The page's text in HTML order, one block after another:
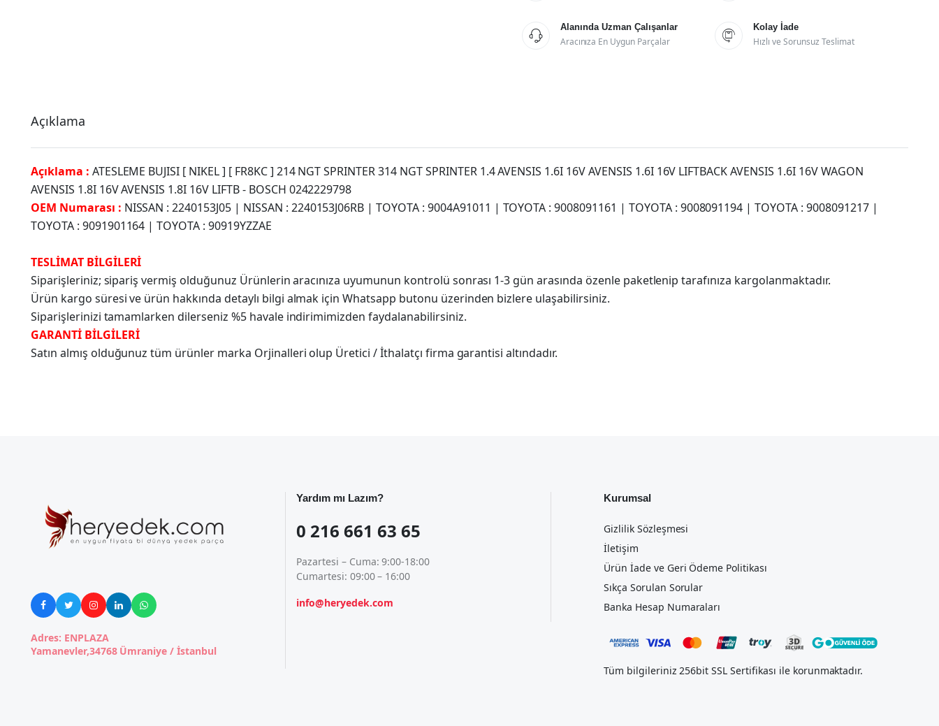

Alanında Uzman Çalışanlar
Aracınıza En Uygun Parçalar 
Kolay İade
Hızlı ve Sorunsuz Teslimat
Açıklama
Açıklama : ATESLEME BUJISI [ NIKEL ] [ FR8KC ] 214 NGT SPRINTER 314 NGT SPRINTER 1.4 AVENSIS 1.6I 16V AVENSIS 1.6I 16V LIFTBACK AVENSIS 1.6I 16V WAGON
AVENSIS 1.8I 16V AVENSIS 1.8I 16V LIFTB - BOSCH 0242229798
OEM Numarası : NISSAN : 2240153J05 | NISSAN : 2240153J06RB | TOYOTA : 9004A91011 | TOYOTA : 9008091161 | TOYOTA : 9008091194 | TOYOTA : 9008091217 |
TOYOTA : 9091901164 | TOYOTA : 90919YZZAE
TESLİMAT BİLGİLERİ
Siparişleriniz; sipariş vermiş olduğunuz Ürünlerin aracınıza uyumunun kontrolü sonrası 1-3 gün arasında özenle paketlenip tarafınıza kargolanmaktadır.
Ürün kargo süresi ve ürün hakkında detaylı bilgi almak için Whatsapp butonu üzerinden bizlere ulaşabilirsiniz.
Siparişlerinizi tamamlarken dilerseniz %5 havale indirimimizden faydalanabilirsiniz.
GARANTİ BİLGİLERİ
Satın almış olduğunuz tüm ürünler marka Orjinalleri olup Üretici / İthalatçı firma garantisi altındadır.
    
Adres: ENPLAZA
Yamanevler,34768 Ümraniye / İstanbul
Yardım mı Lazım?
0 216 661 63 65
Pazartesi – Cuma: 9:00-18:00
Cumartesi: 09:00 – 16:00
info@heryedek.com
Kurumsal
Gizlilik Sözleşmesi
İletişim
Ürün İade ve Geri Ödeme Politikası
Sıkça Sorulan Sorular
Banka Hesap Numaraları
Tüm bilgileriniz 256bit SSL Sertifikası ile korunmaktadır.